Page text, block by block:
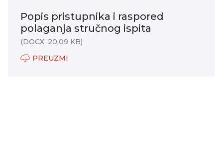
Popis pristupnika i raspored
polaganja stručnog ispita
(DOCX: 20,09 KB)
PREUZMI